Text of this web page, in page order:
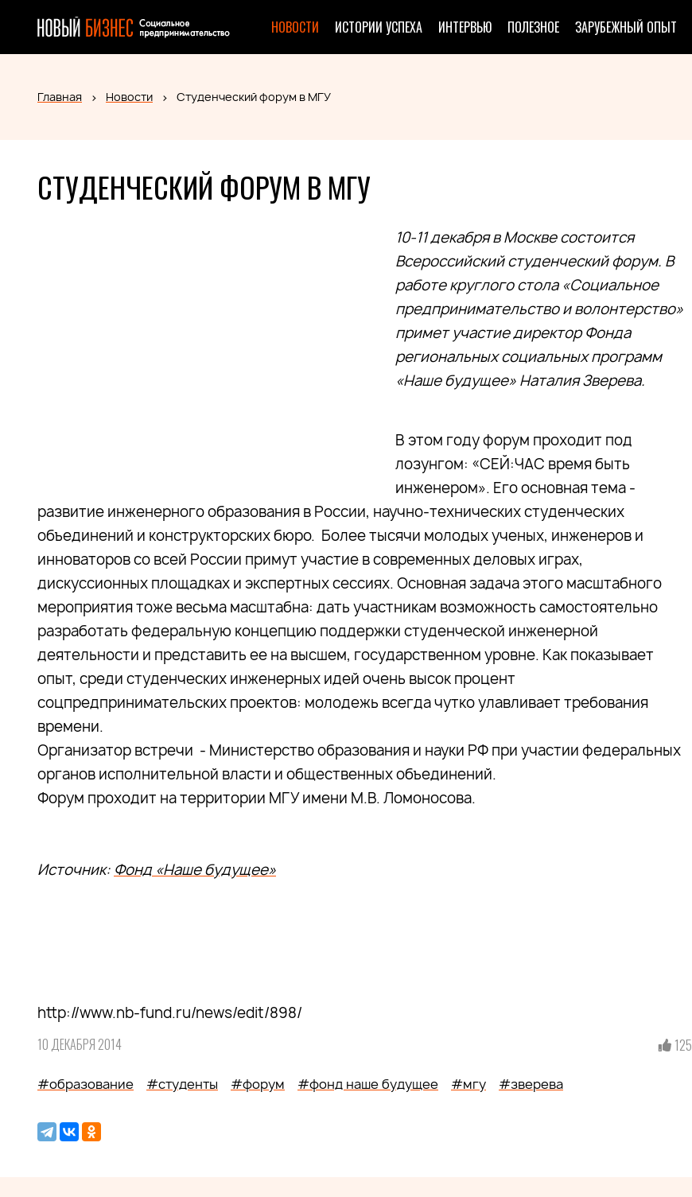
НОВОСТИ ИСТОРИИ УСПЕХА ИНТЕРВЬЮ ПОЛЕЗНОЕ ЗАРУБЕЖНЫЙ ОПЫТ
Главная Новости Студенческий форум в МГУ
СТУДЕНЧЕСКИЙ ФОРУМ В МГУ
10-11 декабря в Москве состоится
Всероссийский студенческий форум. В
работе круглого стола «Социальное
предпринимательство и волонтерство»
примет участие директор Фонда
региональных социальных программ
«Наше будущее» Наталия Зверева.
В этом году форум проходит под
лозунгом: «СЕЙ:ЧАС время быть
инженером». Его основная тема -
развитие инженерного образования в России, научно-технических студенческих
объединений и конструкторских бюро. Более тысячи молодых ученых, инженеров и
инноваторов со всей России примут участие в современных деловых играх,
дискуссионных площадках и экспертных сессиях. Основная задача этого масштабного
мероприятия тоже весьма масштабна: дать участникам возможность самостоятельно
разработать федеральную концепцию поддержки студенческой инженерной
деятельности и представить ее на высшем, государственном уровне. Как показывает
опыт, среди студенческих инженерных идей очень высок процент
соцпредпринимательских проектов: молодежь всегда чутко улавливает требования
времени.
Организатор встречи - Министерство образования и науки РФ при участии федеральных
органов исполнительной власти и общественных объединений.
Форум проходит на территории МГУ имени М.В. Ломоносова.
Источник: Фонд «Наше будущее»
http://www.nb-fund.ru/news/edit/898/
10 ДЕКАБРЯ 2014 125
#образование #студенты #форум #фонд наше будущее #мгу #зверева